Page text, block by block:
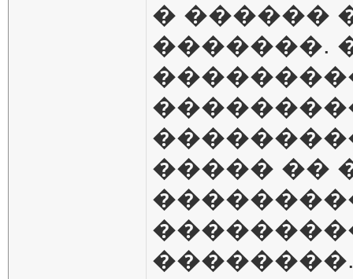
� ������
�������.
����� ��